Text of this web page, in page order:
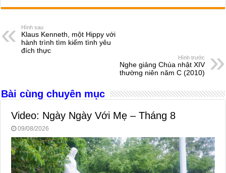
c
e
b
o
k
ss
n
g
at
A
e
d
er ail ar
Hình sau
Klaus Kenneth, một Hippy với
hành trình tìm kiếm tình yêu
đích thực
Hình trước
Nghe giảng Chúa nhật XIV
thường niên năm C (2010)
Bài cùng chuyên mục
Video: Ngày Ngày Với Mẹ – Tháng 8
09/08/2026